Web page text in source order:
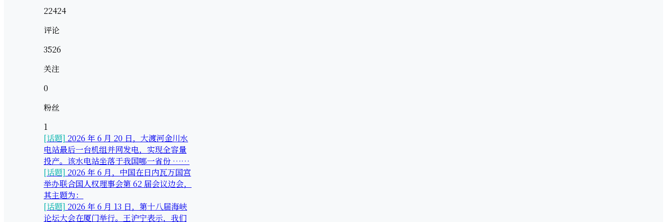
22424
评论
3526
关注
0
粉丝
1
[话题] 2026 年 6 月 20 日，大渡河金川水
电站最后一台机组并网发电，实现全容量
投产。该水电站坐落于我国哪一省份 ……
[话题] 2026 年 6 月，中国在日内瓦万国宫
举办联合国人权理事会第 62 届会议边会，
其主题为：
[话题] 2026 年 6 月 13 日，第十八届海峡
论坛大会在厦门举行。王沪宁表示，我们